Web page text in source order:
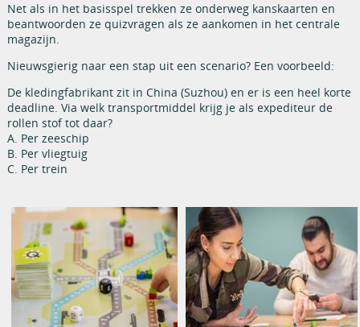
Net als in het basisspel trekken ze onderweg kanskaarten en
beantwoorden ze quizvragen als ze aankomen in het centrale
magazijn.
Nieuwsgierig naar een stap uit een scenario? Een voorbeeld:
De kledingfabrikant zit in China (Suzhou) en er is een heel korte
deadline. Via welk transportmiddel krijg je als expediteur de
rollen stof tot daar?
A. Per zeeschip
B. Per vliegtuig
C. Per trein